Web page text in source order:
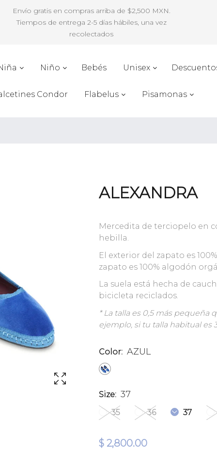
Envío gratis en compras arriba de $2,500 MXN.
Tiempos de entrega 2-5 días hábiles, una vez
recolectados
Niño Bebés Unisex
Condor Flabelus Pisamonas
ALEXANDRA
Mercedita de terciopelo en
hebilla.
El exterior del zapato es
zapato es 100% algodón
La suela está hecha de
bicicleta reciclados.
* La talla es 0,5 más pequeña
ejemplo, si tu talla habitual es
Color: AZUL
Size: 37
35 36 37
$ 2,800.00